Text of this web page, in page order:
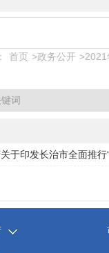
件
首页 >政务公开 >2021
标题